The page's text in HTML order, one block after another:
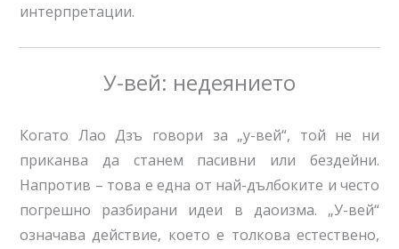
интерпретации.
У-вей: недеянието
Когато Лао Дзъ говори за „у-вей“, той не ни
приканва да станем пасивни или бездейни.
Напротив – това е една от най-дълбоките и често
погрешно разбирани идеи в даоизма. „У-вей“
означава действие, което е толкова естествено,